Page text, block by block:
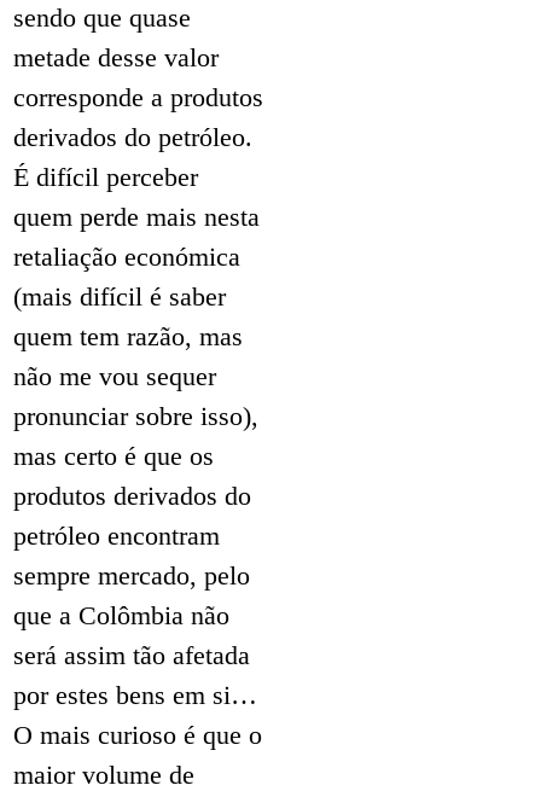
sendo que quase
metade desse valor
corresponde a produtos
derivados do petróleo.
É difícil perceber
quem perde mais nesta
retaliação económica
(mais difícil é saber
quem tem razão, mas
não me vou sequer
pronunciar sobre isso),
mas certo é que os
produtos derivados do
petróleo encontram
sempre mercado, pelo
que a Colômbia não
será assim tão afetada
por estes bens em si…
O mais curioso é que o
maior volume de